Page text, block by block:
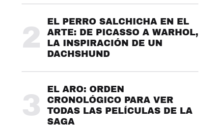
2
EL PERRO SALCHICHA EN EL
ARTE: DE PICASSO A WARHOL,
LA INSPIRACIÓN DE UN
DACHSHUND
3
EL ARO: ORDEN
CRONOLÓGICO PARA VER
TODAS LAS PELÍCULAS DE LA
SAGA